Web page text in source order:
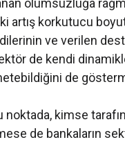
olumsuzluğa
artış korkutucu
ve verilen
de kendi
de
noktada, kimse
de bankaların